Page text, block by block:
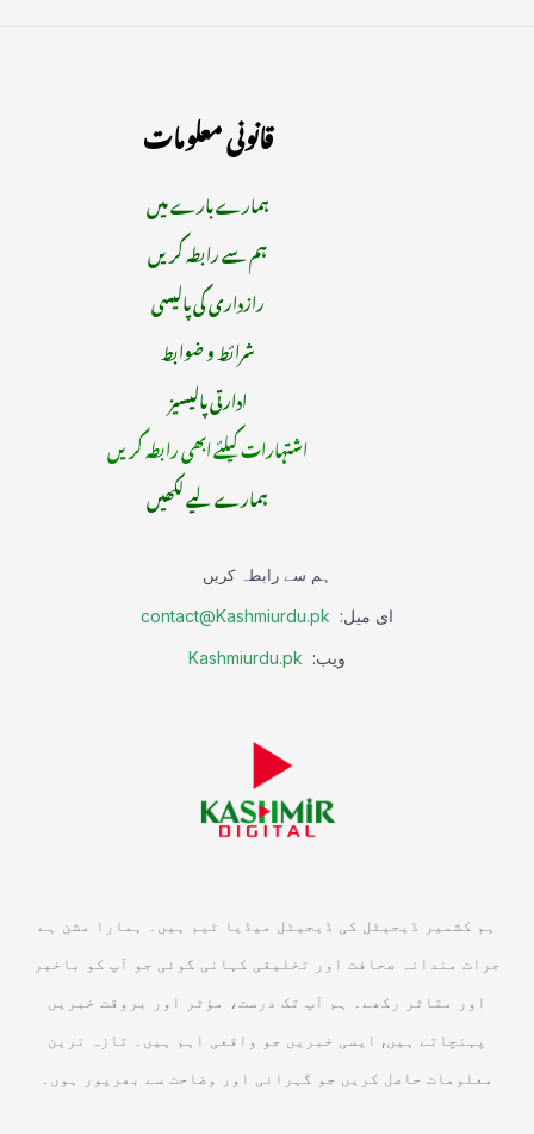
قانونی معلومات
ہمارے بارے میں
ہم سے رابطہ کریں
رازداری کی پالیسی
شرائط و ضوابط
ادارتی پالیسیز
اشتہارات کیلئے ابھی رابطہ کریں
ہمارے لیے لکھیں
ہم سے رابطہ کریں
ای میل: contact@Kashmiurdu.pk
ویب: Kashmiurdu.pk
ہم کشمیر ڈیجیٹل کی ڈیجیٹل میڈیا ٹیم ہیں۔ ہمارا مشن ہے
جرات مندانہ صحافت اور تخلیقی کہانی گوئی جو آپ کو باخبر
اور متاثر رکھے۔ ہم آپ تک درست، مؤثر اور بروقت خبریں
پہنچاتے ہیں, ایسی خبریں جو واقعی اہم ہیں۔ تازہ ترین
معلومات حاصل کریں جو گہرائی اور وضاحت سے بھرپور ہوں۔